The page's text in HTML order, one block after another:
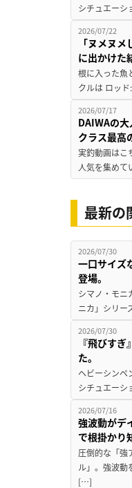
シチュエーシ
2026/07/22
「ヌメヌ
に出かけた
根に入った魚
クルは ロッ
2026/07/17
DAIWAの
クラス最高
実釣動画はこ
人気を集め
最新の
2026/07/30
一口サイズ
登場。
シマノ・モニ
ニカ」シリー
2026/07/30
『飛びす
た。
ヘビーシンペ
シチュエーシ
2026/07/16
強波動がデ
で根掛かり
圧倒的な「強
ル」。強波動
[…]